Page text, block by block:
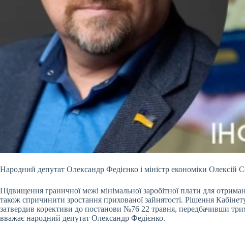
Народний депутат Олександр Федієнко і міністр економіки Олексій
Підвищення граничної межі мінімальної заробітної плати для
також спричинити зростання прихованої зайнятості. Рішення
затвердив корективи до постанови №76 22 травня, передбачивши
вважає народний депутат Олександр Федієнко.